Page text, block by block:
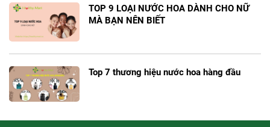
TOP 9 LOẠI NƯỚC HOA DÀNH CHO NỮ
MÀ BẠN NÊN BIẾT
Top 7 thương hiệu nước hoa hàng đầu